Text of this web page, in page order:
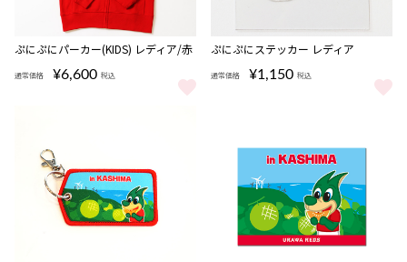
ぷにぷにパーカー(KIDS) レディア/赤
通常価格 ¥6,600 税込
ぷにぷにパーカー(KIDS) レディア/赤 をもっと見る
ぷにぷにステッカー レディア
通常価格 ¥1,150 税込
ぷにぷにステッカー レディア を